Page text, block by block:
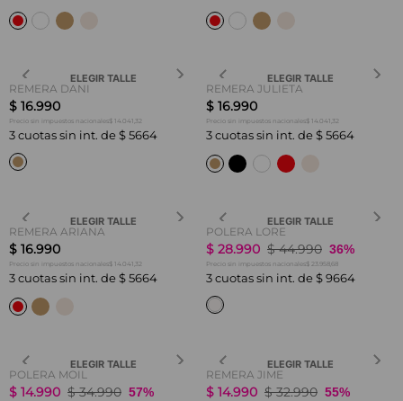
ELEGIR TALLE
REMERA DANI
$ 16.990
Precio sin impuestos nacionales$ 14.041,32
3 cuotas sin int. de $ 5664
ELEGIR TALLE
REMERA JULIETA
$ 16.990
Precio sin impuestos nacionales$ 14.041,32
3 cuotas sin int. de $ 5664
ELEGIR TALLE
REMERA ARIANA
$ 16.990
Precio sin impuestos nacionales$ 14.041,32
3 cuotas sin int. de $ 5664
ELEGIR TALLE
POLERA LORE
$ 28.990 $ 44.990 36%
Precio sin impuestos nacionales$ 23.958,68
3 cuotas sin int. de $ 9664
ELEGIR TALLE
POLERA MOIL
$ 14.990 $ 34.990 57%
ELEGIR TALLE
REMERA JIME
$ 14.990 $ 32.990 55%